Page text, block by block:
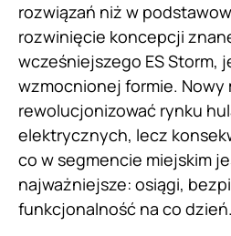
rozwiązań niż w
rozwinięcie koncepcji
wcześniejszego ES Storm,
wzmocnionej formie. Nowy
rewolucjonizować rynku
elektrycznych, lecz
co w segmencie miejskim
najważniejsze: osiągi,
funkcjonalność na co dzień.